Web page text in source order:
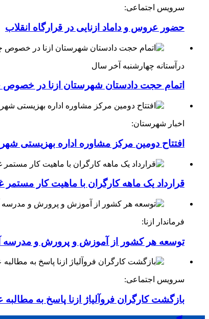
سرویس اجتماعی:
حضور عروس و داماد ازنایی در قرارگاه انقلاب
درآستانه چهارشنبه آخر سال
اتمام حجت دادستان شهرستان ازنا در
اخبار شهرستان:
افتتاح دومین مرکز مشاوره اداره بهزیستی
قرارداد یک ماهه کارگران با ماهیت کار
فرماندار ازنا:
توسعه هر کشور از آموزش و پرورش و مدرسه
سرویس اجتماعی:
بازگشت کارگران فروآلیاژ ازنا پاسخ به